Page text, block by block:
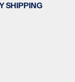
SHIPPING